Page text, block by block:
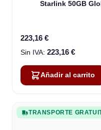
Starlink 50GB
223,16 €
223,16 €
Añadir al carrito
TRANSPORTE